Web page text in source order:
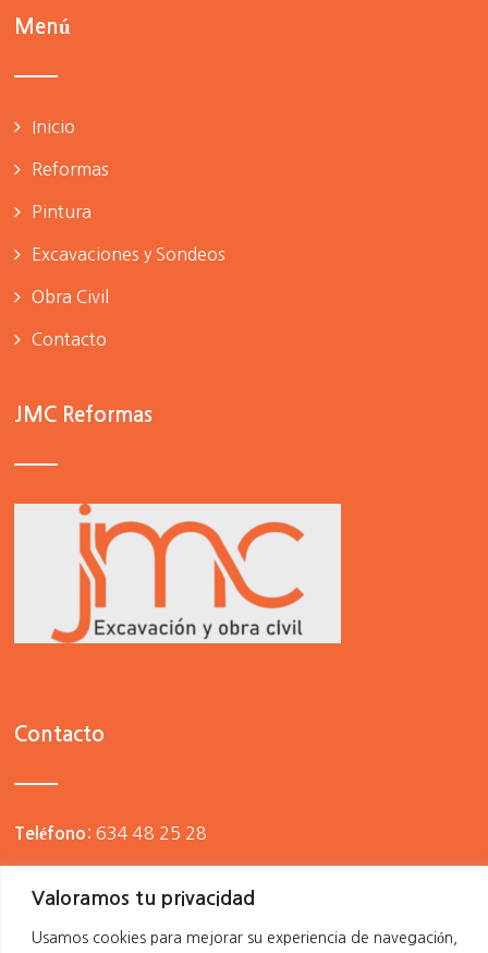
Valoramos tu privacidad
Usamos cookies para mejorar su experiencia de navegación,
Menú
Inicio
Reformas
Pintura
Excavaciones y Sondeos
Obra Civil
Contacto
JMC Reformas
Contacto
Teléfono :634 48 25 28
Email :j.manuelcalvo@yahoo.es